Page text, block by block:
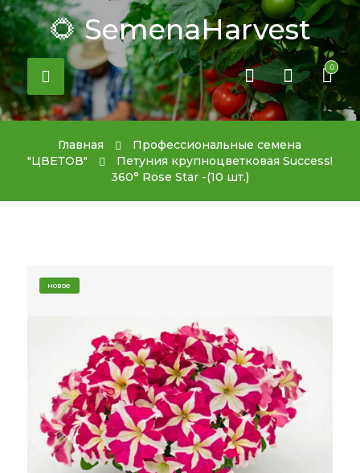
🌻 SemenaHarvest
0
Главная
Профессиональные семена
"ЦВЕТОВ"
Петуния крупноцветковая Success!
360° Rose Star -(10 шт.)
новое